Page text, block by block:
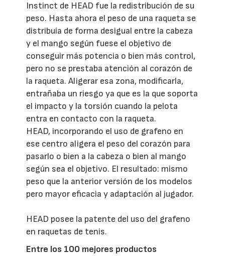
Instinct de HEAD fue la redistribución de su
peso. Hasta ahora el peso de una raqueta se
distribuía de forma desigual entre la cabeza
y el mango según fuese el objetivo de
conseguir más potencia o bien más control,
pero no se prestaba atención al corazón de
la raqueta. Aligerar esa zona, modificarla,
entrañaba un riesgo ya que es la que soporta
el impacto y la torsión cuando la pelota
entra en contacto con la raqueta.
HEAD, incorporando el uso de grafeno en
ese centro aligera el peso del corazón para
pasarlo o bien a la cabeza o bien al mango
según sea el objetivo. El resultado: mismo
peso que la anterior versión de los modelos
pero mayor eficacia y adaptación al jugador.
HEAD posee la patente del uso del grafeno
en raquetas de tenis.
Entre los 100 mejores productos